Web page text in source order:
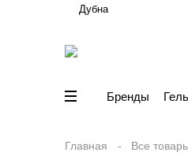
Дубна
Бренды
Главная Все